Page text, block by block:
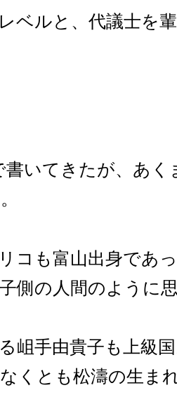
ベルと、代議士を
いてきたが、あく
コも富山出身であ
側の人間のように
岨手由貴子も上級
くとも松濤の生ま